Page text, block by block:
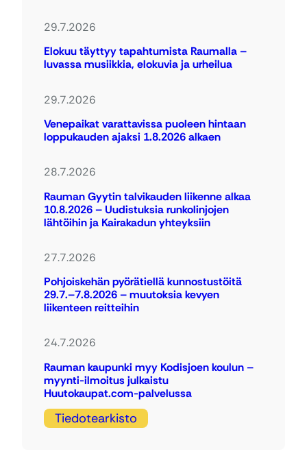
29.7.2026
Elokuu täyttyy tapahtumista Raumalla –
luvassa musiikkia, elokuvia ja urheilua
29.7.2026
Venepaikat varattavissa puoleen hintaan
loppukauden ajaksi 1.8.2026 alkaen
28.7.2026
Rauman Gyytin talvikauden liikenne alkaa
10.8.2026 – Uudistuksia runkolinjojen
lähtöihin ja Kairakadun yhteyksiin
27.7.2026
Pohjoiskehän pyörätiellä kunnostustöitä
29.7.–7.8.2026 – muutoksia kevyen
liikenteen reitteihin
24.7.2026
Rauman kaupunki myy Kodisjoen koulun –
myynti-ilmoitus julkaistu
Huutokaupat.com-palvelussa
Tiedotearkisto